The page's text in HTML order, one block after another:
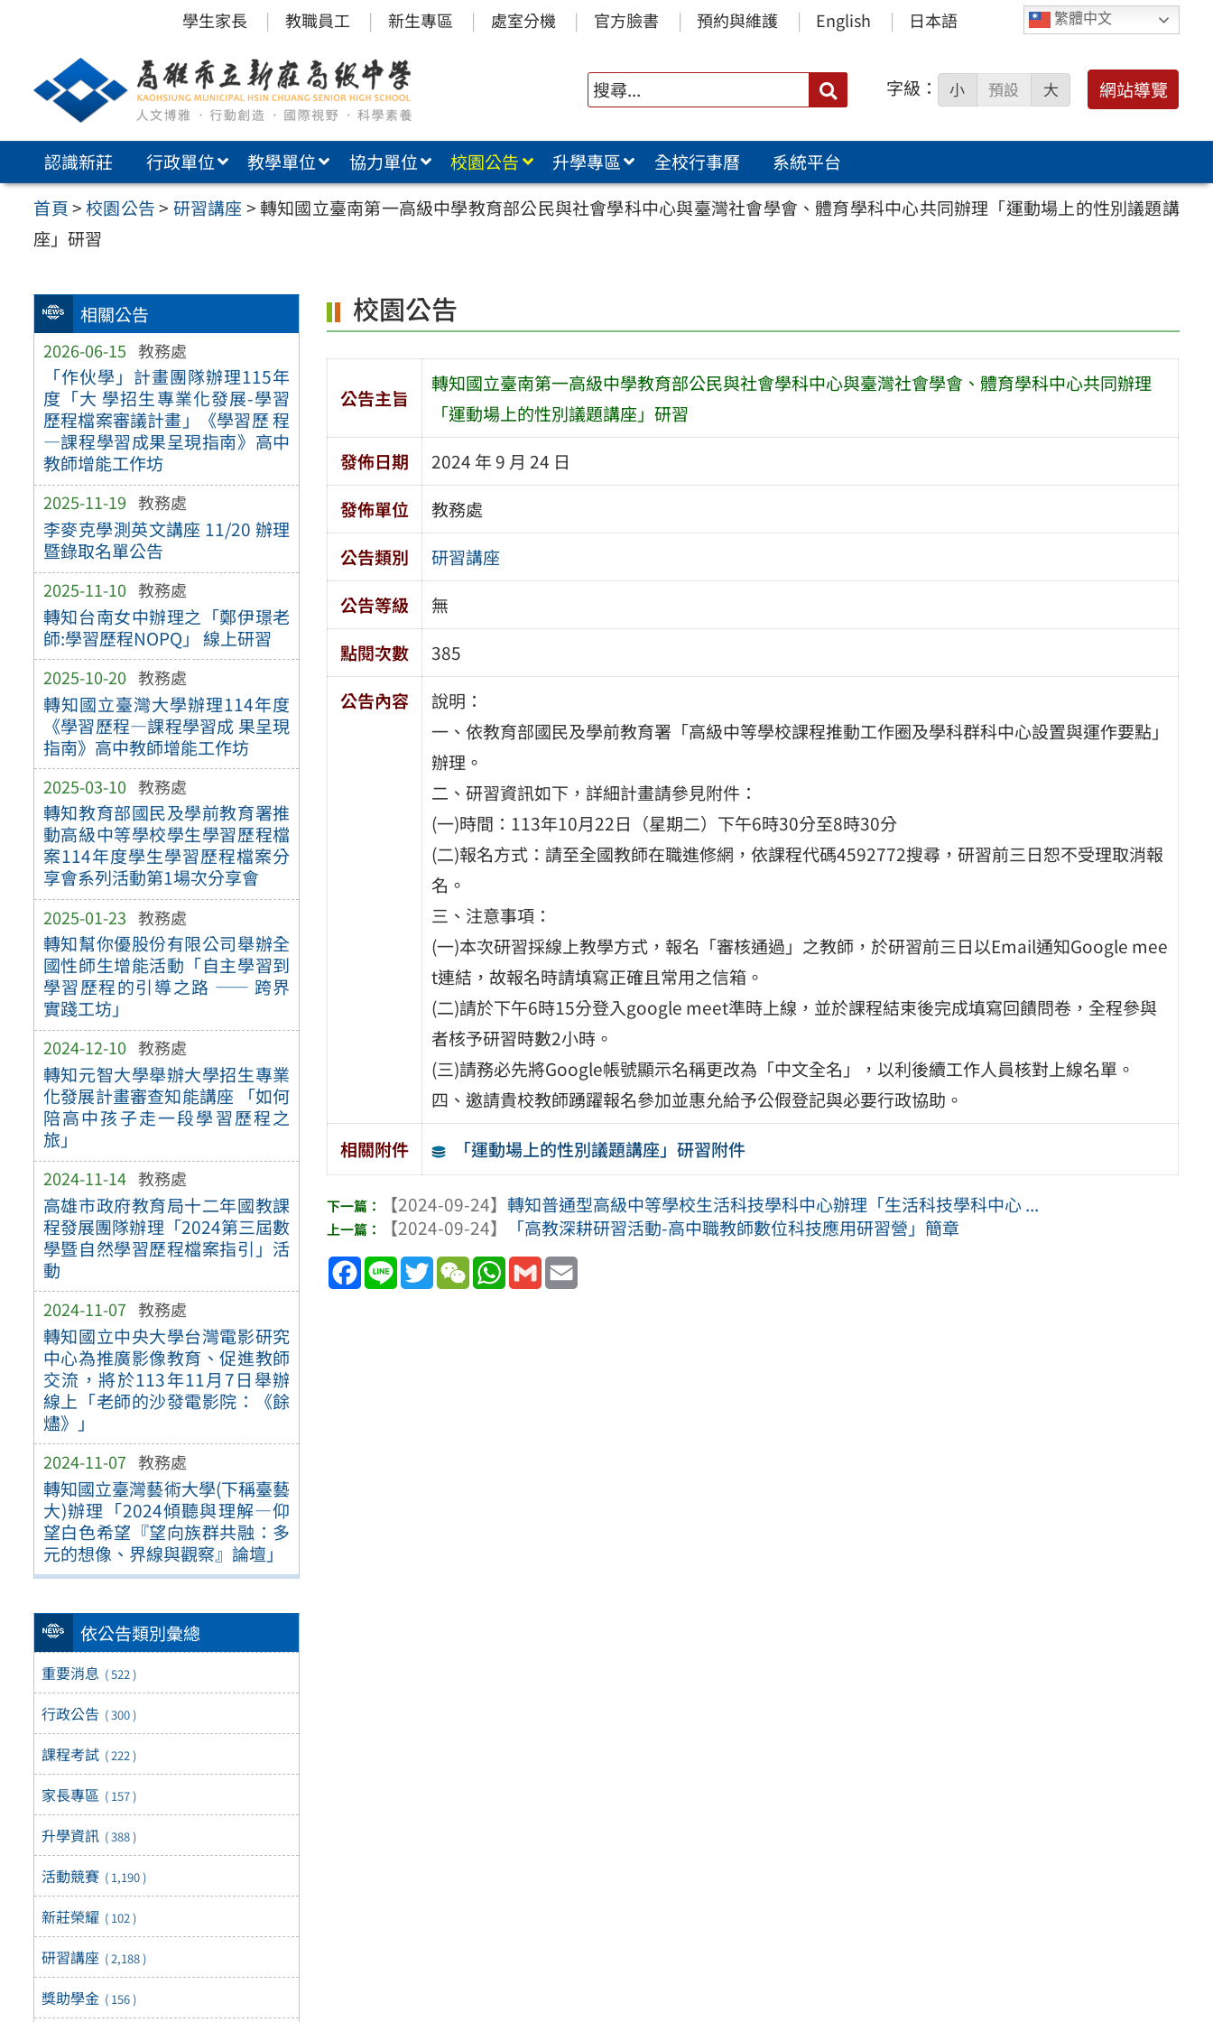
內
繁體中文
學生家長 教職員工 新生專區 處室分機 官方臉書 預約與維護 English 日本語
搜
尋：
字級： 小 預設 大 網站導覽
認識新莊 行政單位 教學單位 協力單位 校園公告 升學專區 全校行事曆
系統平台
首頁>校園公告> 研習講座 >轉知國立臺南第一高級中學教育部公民與社會學科中心與臺灣社會學會、體育學科中心共同辦理「運動場上的性別議題講
座」研習
相關公告
2026-06-15 教務處
「作伙學」計畫團隊辦理115年
度「大 學招生專業化發展-學習
歷程檔案審議計畫」《學習歷 程
—課程學習成果呈現指南》高中
教師增能工作坊
2025-11-19 教務處
李麥克學測英文講座 11/20 辦理
暨錄取名單公告
2025-11-10 教務處
轉知台南女中辦理之「鄭伊璟老
師:學習歷程NOPQ」 線上研習
2025-10-20 教務處
轉知國立臺灣大學辦理114年度
《學習歷程—課程學習成 果呈現
指南》高中教師增能工作坊
2025-03-10 教務處
轉知教育部國民及學前教育署推
動高級中等學校學生學習歷程檔
案114年度學生學習歷程檔案分
享會系列活動第1場次分享會
2025-01-23 教務處
轉知幫你優股份有限公司舉辦全
國性師生增能活動「自主學習到
學習歷程的引導之路 —— 跨界
實踐工坊」
2024-12-10 教務處
轉知元智大學舉辦大學招生專業
化發展計畫審查知能講座 「如何
陪高中孩子走一段學習歷程之
旅」
2024-11-14 教務處
高雄市政府教育局十二年國教課
程發展團隊辦理「2024第三屆數
學暨自然學習歷程檔案指引」活
動
2024-11-07 教務處
轉知國立中央大學台灣電影研究
中心為推廣影像教育、促進教師
交流，將於113年11月7日舉辦
線上「老師的沙發電影院：《餘
燼》」
2024-11-07 教務處
轉知國立臺灣藝術大學(下稱臺藝
大)辦理「2024傾聽與理解—仰
望白色希望『望向族群共融：多
元的想像、界線與觀察』論壇」
依公告類別彙總
重要消息 ( 522 )
行政公告 ( 300 )
課程考試 ( 222 )
家長專區 ( 157 )
升學資訊 ( 388 )
活動競賽 ( 1,190 )
新莊榮耀 ( 102 )
研習講座 ( 2,188 )
獎助學金 ( 156 )
校園公告
公告主旨
轉知國立臺南第一高級中學教育部公民與社會學科中心與臺灣社會學會、體育學科中心共同辦理
「運動場上的性別議題講座」研習
發佈日期
2024 年 9 月 24 日
發佈單位
教務處
公告類別
研習講座
公告等級
無
點閱次數
385
公告內容
說明：
一、依教育部國民及學前教育署「高級中等學校課程推動工作圈及學科群科中心設置與運作要點」
辦理。
二、研習資訊如下，詳細計畫請參見附件：
(一)時間：113年10月22日（星期二）下午6時30分至8時30分
(二)報名方式：請至全國教師在職進修網，依課程代碼4592772搜尋，研習前三日恕不受理取消報
名。
三、注意事項：
(一)本次研習採線上教學方式，報名「審核通過」之教師，於研習前三日以Email通知Google mee
t連結，故報名時請填寫正確且常用之信箱。
(二)請於下午6時15分登入google meet準時上線，並於課程結束後完成填寫回饋問卷，全程參與
者核予研習時數2小時。
(三)請務必先將Google帳號顯示名稱更改為「中文全名」，以利後續工作人員核對上線名單。
四、邀請貴校教師踴躍報名參加並惠允給予公假登記與必要行政協助。
相關附件
「運動場上的性別議題講座」研習附件
【2024-09-24】轉知普通型高級中等學校生活科技學科中心辦理「生活科技學科中心 ...
【2024-09-24】
「高教深耕研習活動-高中職教師數位科技應用研習營」簡章
Facebook
Line TwitterWeChatWhatsApp
Gmail